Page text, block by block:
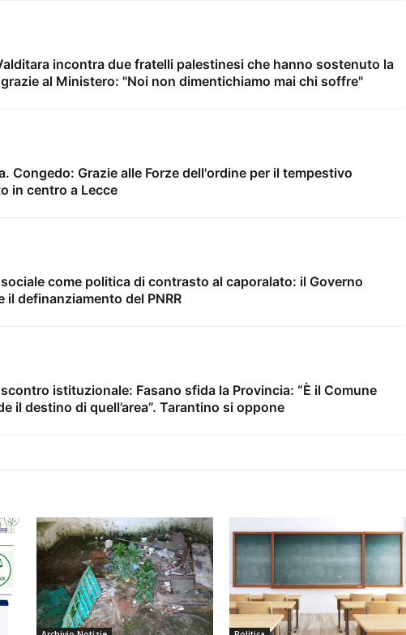
incontra due fratelli palestinesi che hanno sostenuto la
al Ministero: "Noi non dimentichiamo mai chi soffre"
Congedo: Grazie alle Forze dell'ordine per il tempestivo
in centro a Lecce
come politica di contrasto al caporalato: il Governo
il definanziamento del PNRR
istituzionale: Fasano sfida la Provincia: “È il Comune
il destino di quell’area”. Tarantino si oppone